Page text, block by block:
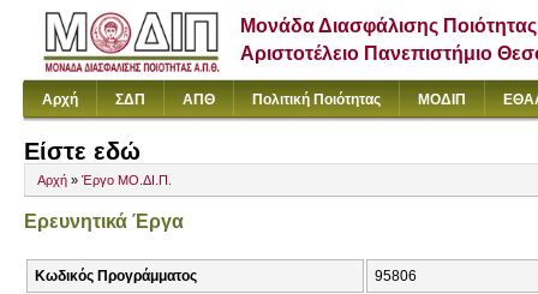
Μονάδα Διασφάλισης Ποιότητας
Αριστοτέλειο Πανεπιστήμιο
Αρχή ΣΔΠ ΑΠΘ Πολιτική Ποιότητας ΜΟΔΙΠ
Είστε εδώ
Αρχή » Έργο ΜΟ.ΔΙ.Π.
Ερευνητικά Έργα
Κωδικός Προγράμματος 95806